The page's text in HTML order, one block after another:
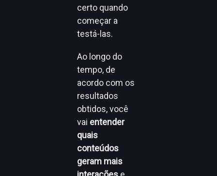
certo quando
começar a
testá-las.
Ao longo do
tempo, de
acordo com os
resultados
obtidos, você
vai entender
quais
conteúdos
geram mais